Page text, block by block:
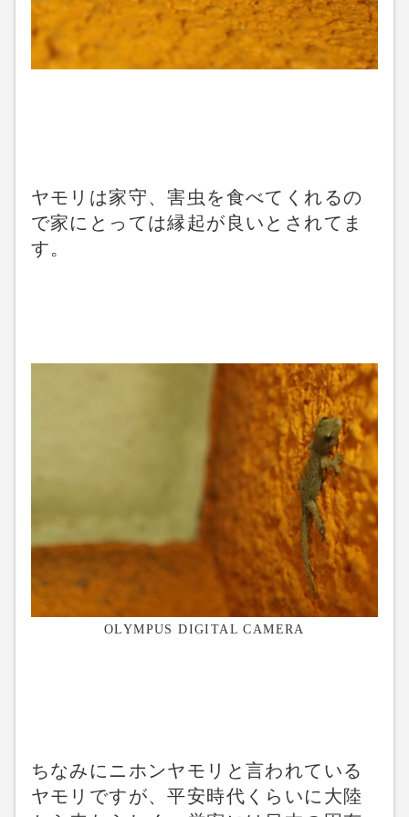
ヤモリは家守、害虫を食べてくれるの
で家にとっては縁起が良いとされてま
す。
OLYMPUS DIGITAL CAMERA
ちなみにニホンヤモリと言われている
ヤモリですが、平安時代くらいに大陸